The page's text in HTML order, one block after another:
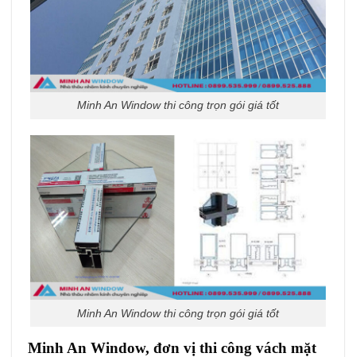
Minh An Window thi công trọn gói giá tốt
Minh An Window thi công trọn gói giá tốt
Minh An Window, đơn vị thi công vách mặt